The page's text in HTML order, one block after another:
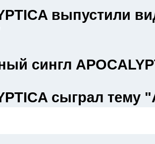
выпустили
сингл
сыграл тему